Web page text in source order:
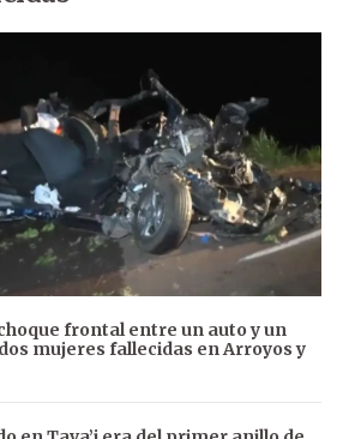
frontal entre un auto y un
mujeres fallecidas en Arroyos y